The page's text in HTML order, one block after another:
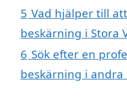
5 Vad hjälper till
beskärning i Stora
6 Sök efter en
beskärning i andra